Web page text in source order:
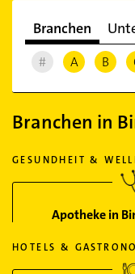
Branchen
# A B
Branchen in
GESUNDHEIT &
Apotheke in
HOTELS &